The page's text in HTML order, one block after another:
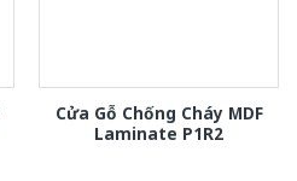
Cửa Gỗ Chống Cháy MDF
Laminate P1R2